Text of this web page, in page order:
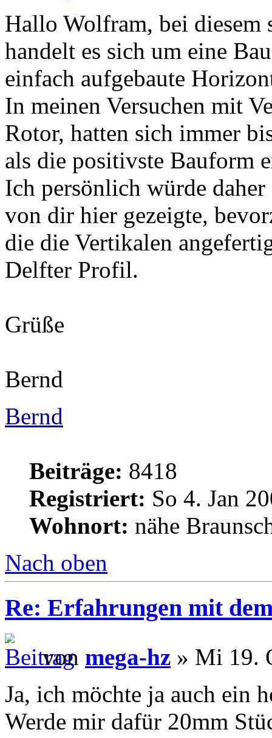
Hallo Wolfram, bei diesem
handelt es sich um eine
einfach aufgebaute
In meinen Versuchen mit
Rotor, hatten sich immer
als die positivste Bauform
Ich persönlich würde
von dir hier gezeigte,
die die Vertikalen
Delfter Profil.
Grüße
Bernd
Bernd
Beiträge: 8418
Registriert: So 4. Jan
Wohnort: nähe
Nach oben
Re: Erfahrungen mit
von mega-hz » Mi 19.
Ja, ich möchte ja auch ein
Werde mir dafür 20mm